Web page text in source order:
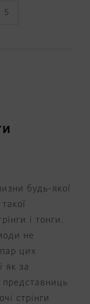
5
будь-якої
і тонги.
не
цих
як за
представниць
стрінги